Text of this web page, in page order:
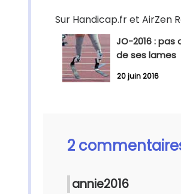
Sur Handicap.fr et AirZen
JO-2016 : pas
de ses lames
20 juin 2016
2
annie2016